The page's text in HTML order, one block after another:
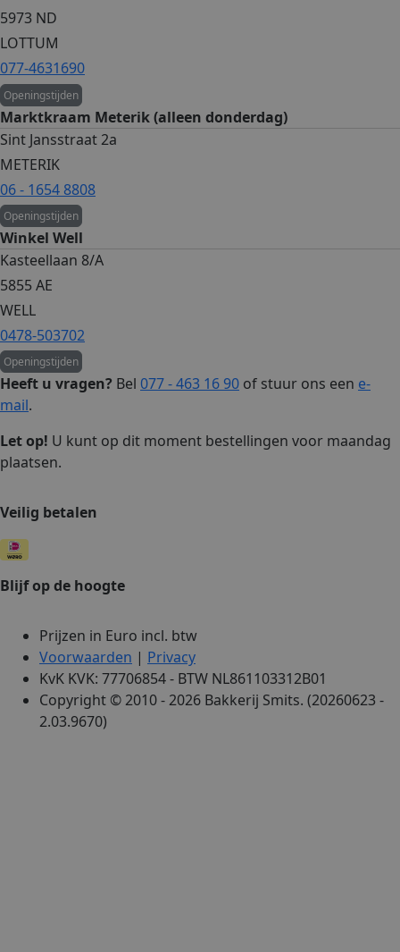
5973 ND
LOTTUM
077-4631690
Openingstijden
Marktkraam Meterik (alleen donderdag)
Sint Jansstraat 2a
METERIK
06 - 1654 8808
Openingstijden
Winkel Well
Kasteellaan 8/A
5855 AE
WELL
0478-503702
Openingstijden
Heeft u vragen? Bel 077 - 463 16 90 of stuur ons een e-
mail.
Let op! U kunt op dit moment bestellingen voor maandag
plaatsen.
Veilig betalen
Blijf op de hoogte
Prijzen in Euro incl. btw
Voorwaarden | Privacy
KvK KVK: 77706854 - BTW NL861103312B01
Copyright © 2010 - 2026 Bakkerij Smits. (20260623 -
2.03.9670)